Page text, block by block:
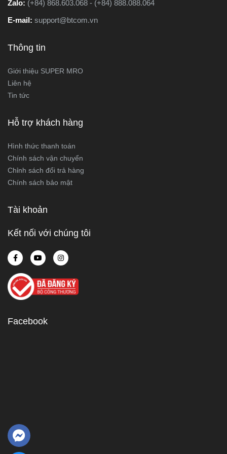
Zalo: (+84) 868.603.068 - (+84) 888.088.064
E-mail: support@btcom.vn
Thông tin
Giới thiệu SUPER MRO
Liên hệ
Tin tức
Hỗ trợ khách hàng
Hình thức thanh toán
Chính sách vận chuyển
Chỉnh sách đổi trả hàng
Chính sách bảo mật
Tài khoản
Kết nối với chúng tôi
Facebook